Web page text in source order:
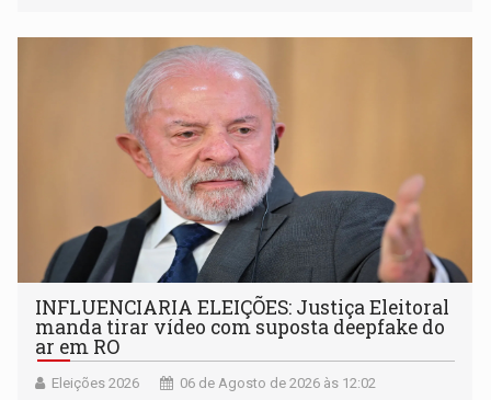
ligação do suspeito com um deputado federal do União
Brasil por Rondônia
INFLUENCIARIA ELEIÇÕES: Justiça Eleitoral
manda tirar vídeo com suposta deepfake do
ar em RO
Eleições 2026 06 de Agosto de 2026 às 12:02